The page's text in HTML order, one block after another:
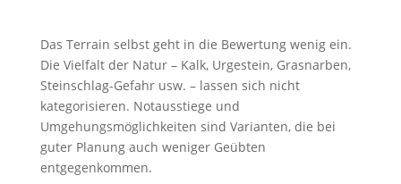
Das Terrain selbst geht in die Bewertung wenig ein.
Die Vielfalt der Natur – Kalk, Urgestein, Grasnarben,
Steinschlag-Gefahr usw. – lassen sich nicht
kategorisieren. Notausstiege und
Umgehungsmöglichkeiten sind Varianten, die bei
guter Planung auch weniger Geübten
entgegenkommen.